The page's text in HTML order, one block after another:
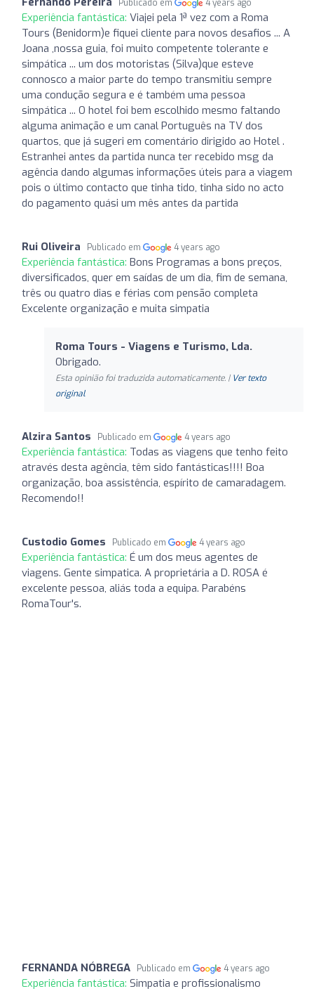
Publicado em 4 years ago
Experiência fantástica: Viajei pela 1ª vez com a Roma
Tours (Benidorm)e fiquei cliente para novos desafios ... A
Joana ,nossa guia, foi muito competente tolerante e
simpática ... um dos motoristas (Silva)que esteve
connosco a maior parte do tempo transmitiu sempre
uma condução segura e é também uma pessoa
simpática ... O hotel foi bem escolhido mesmo faltando
alguma animação e um canal Português na TV dos
quartos, que já sugeri em comentário dirigido ao Hotel .
Estranhei antes da partida nunca ter recebido msg da
agência dando algumas informações úteis para a viagem
pois o último contacto que tinha tido, tinha sido no acto
do pagamento quási um mês antes da partida
Rui Oliveira Publicado em 4 years ago
Experiência fantástica: Bons Programas a bons preços,
diversificados, quer em saídas de um dia, fim de semana,
três ou quatro dias e férias com pensão completa
Excelente organização e muita simpatia
Roma Tours - Viagens e Turismo, Lda.
Obrigado.
Esta opinião foi traduzida automaticamente. | Ver texto
original
Alzira Santos Publicado em 4 years ago
Experiência fantástica: Todas as viagens que tenho feito
através desta agência, têm sido fantásticas!!!! Boa
organização, boa assistência, espírito de camaradagem.
Recomendo!!
Custodio Gomes Publicado em 4 years ago
Experiência fantástica: É um dos meus agentes de
viagens. Gente simpatica. A proprietária a D. ROSA é
excelente pessoa, aliás toda a equipa. Parabéns
RomaTour's.
FERNANDA NÓBREGA Publicado em 4 years ago
Experiência fantástica: Simpatia e profissionalismo